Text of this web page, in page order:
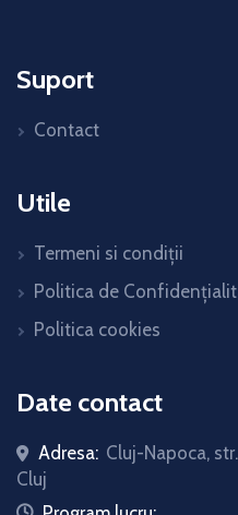
Suport
Contact
Utile
Termeni si condiții
Politica de
Politica cookies
Date contact
Adresa: Cluj-Napoca,
Cluj
icon